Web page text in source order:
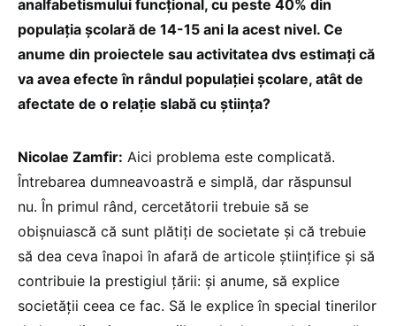
analfabetismului funcțional, cu peste 40% din
populația școlară de 14-15 ani la acest nivel. Ce
anume din proiectele sau activitatea dvs estimați că
va avea efecte în rândul populației școlare, atât de
afectate de o relație slabă cu știința?
Nicolae Zamfir: Aici problema este complicată.
Întrebarea dumneavoastră e simplă, dar răspunsul
nu. În primul rând, cercetătorii trebuie să se
obișnuiască că sunt plătiți de societate și că trebuie
să dea ceva înapoi în afară de articole științifice și să
contribuie la prestigiul țării: și anume, să explice
societății ceea ce fac. Să le explice în special tinerilor